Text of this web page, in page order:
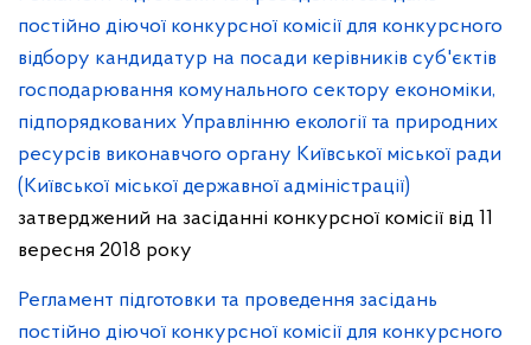
постійно діючої конкурсної комісії для конкурсного
відбору кандидатур на посади керівників суб'єктів
господарювання комунального сектору економіки,
підпорядкованих Управлінню екології та природних
ресурсів виконавчого органу Київської міської ради
(Київської міської державної адміністрації)
затверджений на засіданні конкурсної комісії від 11
вересня 2018 року
Регламент підготовки та проведення засідань
постійно діючої конкурсної комісії для конкурсного